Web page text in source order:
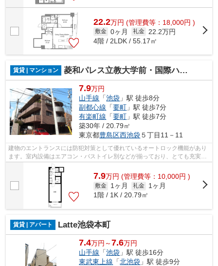
22.2万円 (管理費等：18,000円 )
敷金 0ヶ月 礼金
22.2万円
4階 / 2LDK / 55.17㎡
賃貸 | マンション 菱和パレス立教大学前・国際ハイム
7.9万円
山手線 「池袋 」駅 徒歩8分
副都心線 「要町 」駅 徒歩7分
有楽町線 「要町 」駅 徒歩7分
築30年 / 20.79㎡
東京都豊島区西池袋５丁目11－11
建物のエントランスには防犯対策として優れているオートロック機能があり
ます。室内設備はエアコン・バストイレ別などが揃っており、とても充実し
ています。留守中に注文した商品が届...
7.9万円 (管理費等：10,000円 )
敷金 1ヶ月 礼金
1ヶ月
1階 / 1K / 20.79㎡
賃貸 | アパート Latte池袋本町
7.4万円～7.6万円
山手線 「池袋 」駅 徒歩16分
東武東上線 「北池袋 」駅 徒歩9分